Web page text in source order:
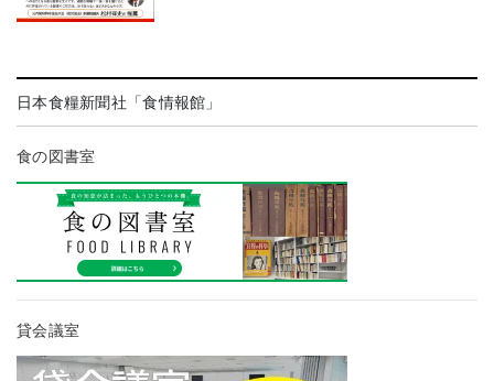
日本食糧新聞社「食情報館」
食の図書室
貸会議室